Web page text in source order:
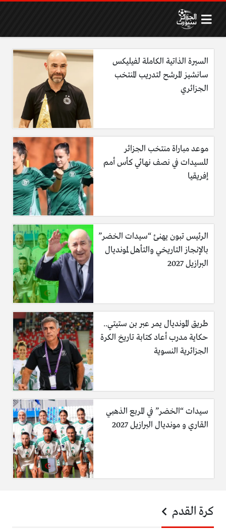
السيرة الذاتية الكاملة لفيليكس
سانشيز المرشح لتدريب المنتخب
الجزائري
موعد مباراة منتخب الجزائر
للسيدات في نصف نهائي كأس أمم
إفريقيا
الرئيس تبون يهنئ “سيدات الخضر”
بالإنجاز التاريخي والتأهل لمونديال
البرازيل 2027
طريق المونديال يمر عبر بن ستيتي..
حكاية مدرب أعاد كتابة تاريخ الكرة
الجزائرية النسوية
سيدات “الخضر” في المربع الذهبي
القاري و مونديال البرازيل 2027
كرة القدم